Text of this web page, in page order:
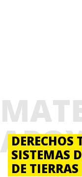
DERECHOS
SISTEMAS
DE TIERRAS